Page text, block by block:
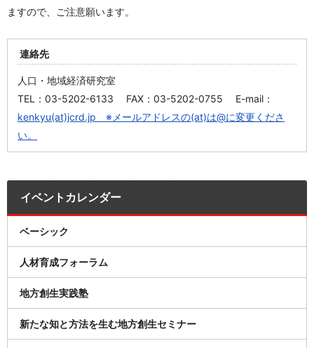
ますので、ご注意願います。
連絡先
人口・地域経済研究室
TEL：03-5202-6133 FAX：03-5202-0755 E-mail：
kenkyu(at)jcrd.jp ※メールアドレスの(at)は@に変更くださ
い。
イベントカレンダー
ベーシック
人材育成フォーラム
地方創生実践塾
新たな知と方法を生む地方創生セミナー